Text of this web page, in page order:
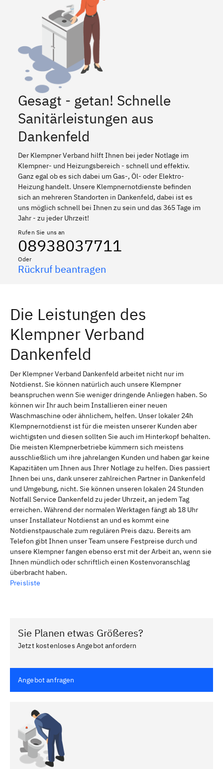
Gesagt - getan! Schnelle
Sanitärleistungen aus
Dankenfeld
Der Klempner Verband hilft Ihnen bei jeder Notlage im
Klempner- und Heizungsbereich - schnell und effektiv.
Ganz egal ob es sich dabei um Gas-, Öl- oder Elektro-
Heizung handelt. Unsere Klempnernotdienste befinden
sich an mehreren Standorten in Dankenfeld, dabei ist es
uns möglich schnell bei Ihnen zu sein und das 365 Tage im
Jahr - zu jeder Uhrzeit!
Rufen Sie uns an
08938037711
Oder
Rückruf beantragen
Die Leistungen des
Klempner Verband
Dankenfeld
Der Klempner Verband Dankenfeld arbeitet nicht nur im
Notdienst. Sie können natürlich auch unsere Klempner
beanspruchen wenn Sie weniger dringende Anliegen haben. So
können wir Ihr auch beim Installieren einer neuen
Waschmaschine oder ähnlichem, helfen. Unser lokaler 24h
Klempnernotdienst ist für die meisten unserer Kunden aber
wichtigsten und diesen sollten Sie auch im Hinterkopf behalten.
Die meisten Klempnerbetriebe kümmern sich meistens
ausschließlich um ihre jahrelangen Kunden und haben gar keine
Kapazitäten um Ihnen aus Ihrer Notlage zu helfen. Dies passiert
Ihnen bei uns, dank unserer zahlreichen Partner in Dankenfeld
und Umgebung, nicht. Sie können unseren lokalen 24 Stunden
Notfall Service Dankenfeld zu jeder Uhrzeit, an jedem Tag
erreichen. Während der normalen Werktagen fängt ab 18 Uhr
unser Installateur Notdienst an und es kommt eine
Notdienstpauschale zum regulären Preis dazu. Bereits am
Telefon gibt Ihnen unser Team unsere Festpreise durch und
unsere Klempner fangen ebenso erst mit der Arbeit an, wenn sie
Ihnen mündlich oder schriftlich einen Kostenvoranschlag
überbracht haben.
Preisliste
Sie Planen etwas Größeres?
Jetzt kostenloses Angebot anfordern
Angebot anfragen